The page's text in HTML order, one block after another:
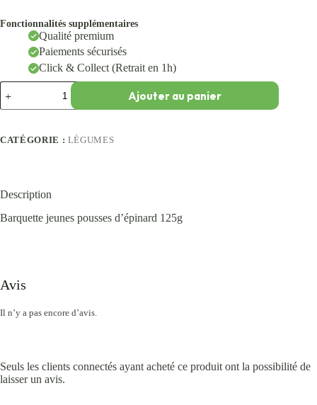
Fonctionnalités supplémentaires
Qualité premium
Paiements sécurisés
Click & Collect (Retrait en 1h)
Ajouter au panier
CATÉGORIE : LÉGUMES
Description
Barquette jeunes pousses d’épinard 125g
Avis
Il n’y a pas encore d’avis.
Seuls les clients connectés ayant acheté ce produit ont la possibilité de
laisser un avis.